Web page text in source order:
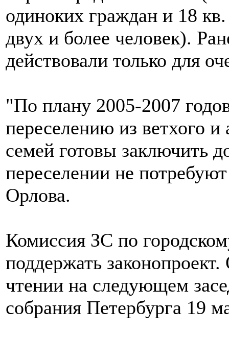
одиноких граждан и 18
двух и более человек).
действовали только для
"По плану 2005-2007
переселению из ветхого
семей готовы заключить
переселении не
Орлова.
Комиссия ЗС по
поддержать
чтении на следующем
собрания Петербурга 19